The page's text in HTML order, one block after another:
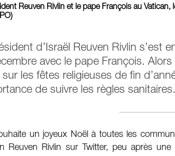
Reuven Rivlin et le pape François au
d’Israël Reuven Rivlin s’est
avec le pape François.
sur les fêtes religieuses de fin
de suivre les règles sanitaires.
un joyeux Noël à toutes les
Reuven Rivlin sur Twitter, peu après